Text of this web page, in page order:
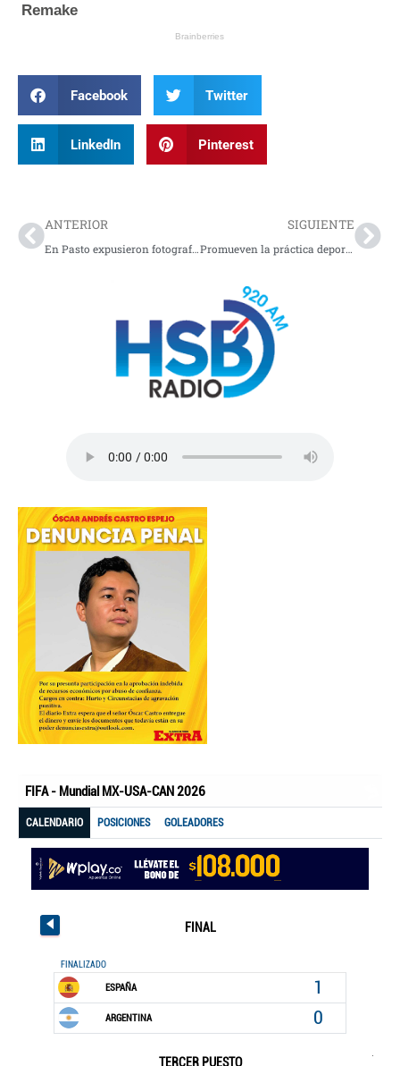
Facebook Twitter
LinkedIn Pinterest
ANTERIOR
En Pasto expusieron fotografías del conflicto
SIGUIENTE
Promueven la práctica deportiva en Tumaco